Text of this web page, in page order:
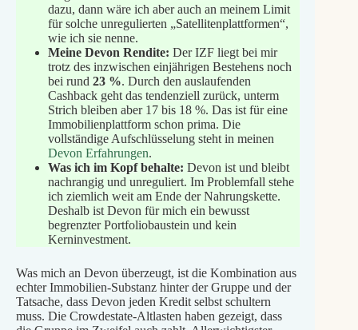
dazu, dann wäre ich aber auch an meinem Limit
für solche unregulierten „Satellitenplattformen“,
wie ich sie nenne.
Meine Devon Rendite: Der IZF liegt bei mir
trotz des inzwischen einjährigen Bestehens noch
bei rund 23 %. Durch den auslaufenden
Cashback geht das tendenziell zurück, unterm
Strich bleiben aber 17 bis 18 %. Das ist für eine
Immobilienplattform schon prima. Die
vollständige Aufschlüsselung steht in meinen
Devon Erfahrungen.
Was ich im Kopf behalte: Devon ist und bleibt
nachrangig und unreguliert. Im Problemfall stehe
ich ziemlich weit am Ende der Nahrungskette.
Deshalb ist Devon für mich ein bewusst
begrenzter Portfoliobaustein und kein
Kerninvestment.
Was mich an Devon überzeugt, ist die Kombination aus
echter Immobilien-Substanz hinter der Gruppe und der
Tatsache, dass Devon jeden Kredit selbst schultern
muss. Die Crowdestate-Altlasten haben gezeigt, dass